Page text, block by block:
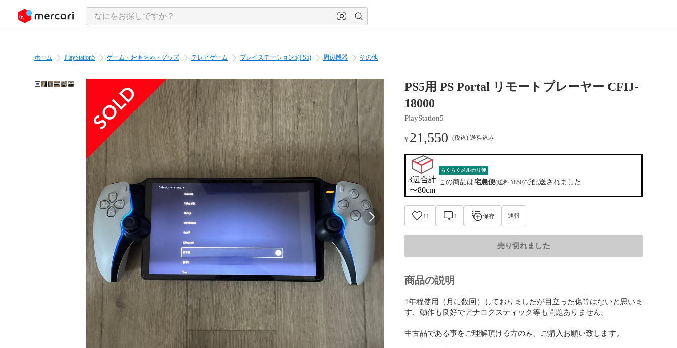
ツにスキップ
ホーム PlayStation5 ゲーム・おもちゃ・グッズ テレビゲーム プレイステーション5(PS5) 周辺機器 その他
PS5用 PS Portal リモートプレーヤー CFIJ-
18000
PlayStation5
¥ 21,550 (税込) 送料込み
3辺合計
〜80cm
らくらくメルカリ便
この商品は宅急便(送料 ¥850)で配送されました
11 1 保存 通報
売り切れました
商品の説明
1年程使用（月に数回）しておりましたが目立った傷等はないと思いま
す、動作も良好でアナログスティック等も問題ありません。
中古品である事をご理解頂ける方のみ、ご購入お願い致します。